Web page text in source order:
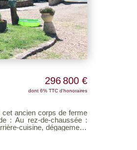
296 800 €
dont 6% TTC d'honoraires
:
cuisine, dégagement,